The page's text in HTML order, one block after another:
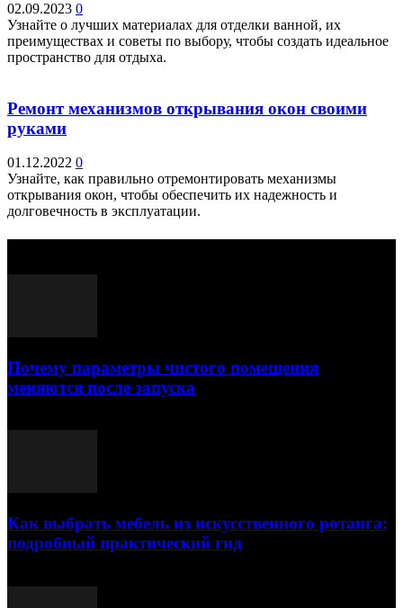
02.09.2023 0
Узнайте о лучших материалах для отделки ванной, их
преимуществах и советы по выбору, чтобы создать идеальное
пространство для отдыха.
Ремонт механизмов открывания окон своими
руками
01.12.2022 0
Узнайте, как правильно отремонтировать механизмы
открывания окон, чтобы обеспечить их надежность и
долговечность в эксплуатации.
Почему параметры чистого помещения
меняются после запуска
Как выбрать мебель из искусственного ротанга:
подробный практический гид